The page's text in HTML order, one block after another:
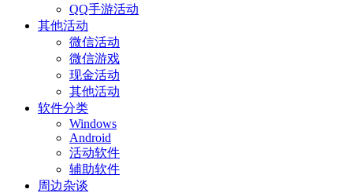
QQ手游活动
其他活动
微信活动
微信游戏
现金活动
其他活动
软件分类
Windows
Android
活动软件
辅助软件
周边杂谈